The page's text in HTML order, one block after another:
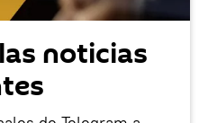
noticias